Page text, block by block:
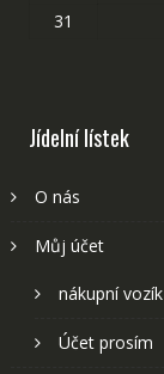
31
Jídelní lístek
O nás
Můj účet
nákupní vozík
Účet prosím